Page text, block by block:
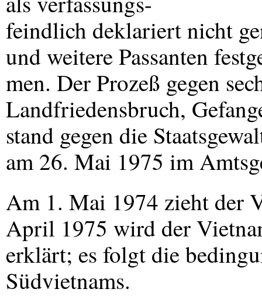
feindlich deklariert nicht
und weitere Passanten
men. Der Prozeß gegen
Landfriedensbruch,
stand gegen die
am 26. Mai 1975 im
Am 1. Mai 1974 zieht der
April 1975 wird der
erklärt; es folgt die
Südvietnams.